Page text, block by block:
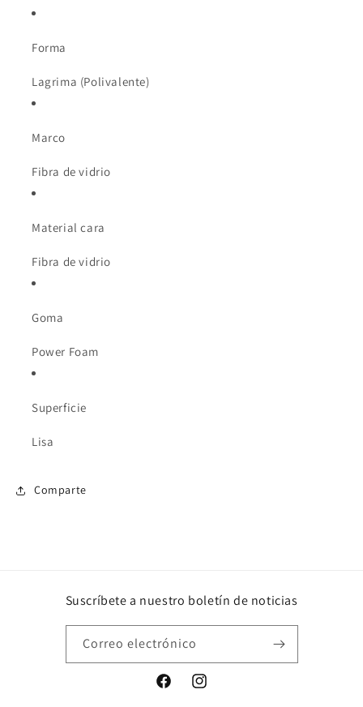
Forma
Lagrima (Polivalente)
Marco
Fibra de vidrio
Material cara
Fibra de vidrio
Goma
Power Foam
Superficie
Lisa
Comparte
Suscríbete a nuestro boletín de noticias
Correo electrónico
FacebookInstagram